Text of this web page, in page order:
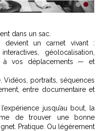
1 2
dans un sac.
devient un carnet vivant :
géolocalisation,
à vos déplacements — et
portraits, séquences
entre documentaire et
jusqu’au bout, la
de trouver une bonne
Pratique. Ou légèrement